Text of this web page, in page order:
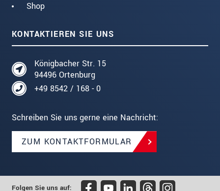
Shop
KONTAKTIEREN SIE UNS
Königbacher Str. 15
94496 Ortenburg
+49 8542 / 168 - 0
Schreiben Sie uns gerne eine Nachricht:
ZUM KONTAKTFORMULAR
Folgen Sie uns auf: